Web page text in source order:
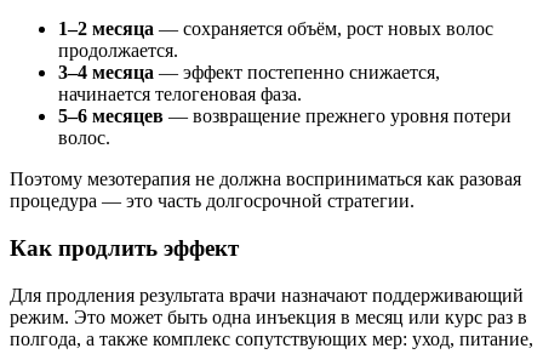
1–2 месяца — сохраняется объём, рост новых волос
продолжается.
3–4 месяца — эффект постепенно снижается,
начинается телогеновая фаза.
5–6 месяцев — возвращение прежнего уровня потери
волос.
Поэтому мезотерапия не должна восприниматься как разовая
процедура — это часть долгосрочной стратегии.
Как продлить эффект
Для продления результата врачи назначают поддерживающий
режим. Это может быть одна инъекция в месяц или курс раз в
полгода, а также комплекс сопутствующих мер: уход, питание,